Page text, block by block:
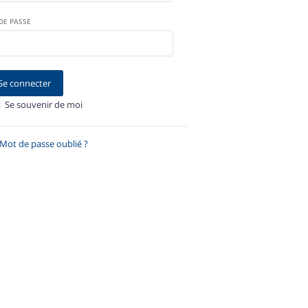
PASSE
connecter
Se souvenir de moi
Mot de passe oublié ?